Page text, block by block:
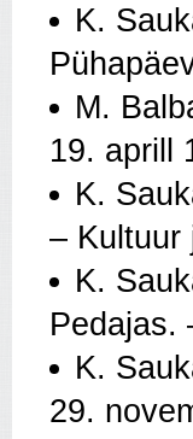
K.
M.
19. aprill
K.
– Kultuur
K.
Pedajas.
K.
29.